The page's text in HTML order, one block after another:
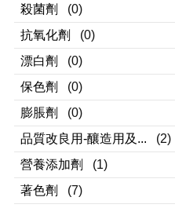
殺菌劑
(0)
抗氧化劑
(0)
漂白劑
(0)
保色劑
(0)
膨脹劑
(0)
品質改良用-釀造用及...
(2)
營養添加劑
(1)
著色劑
(7)